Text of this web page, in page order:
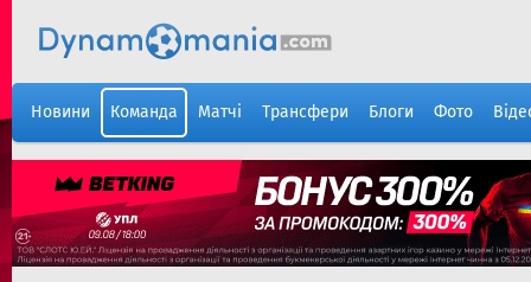
Новини Команда Матчі Трансфери Блоги Фото